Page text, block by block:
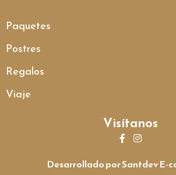
Paquetes
Postres
Regalos
Viaje
Visítanos
Desarrollado por Santdev E-